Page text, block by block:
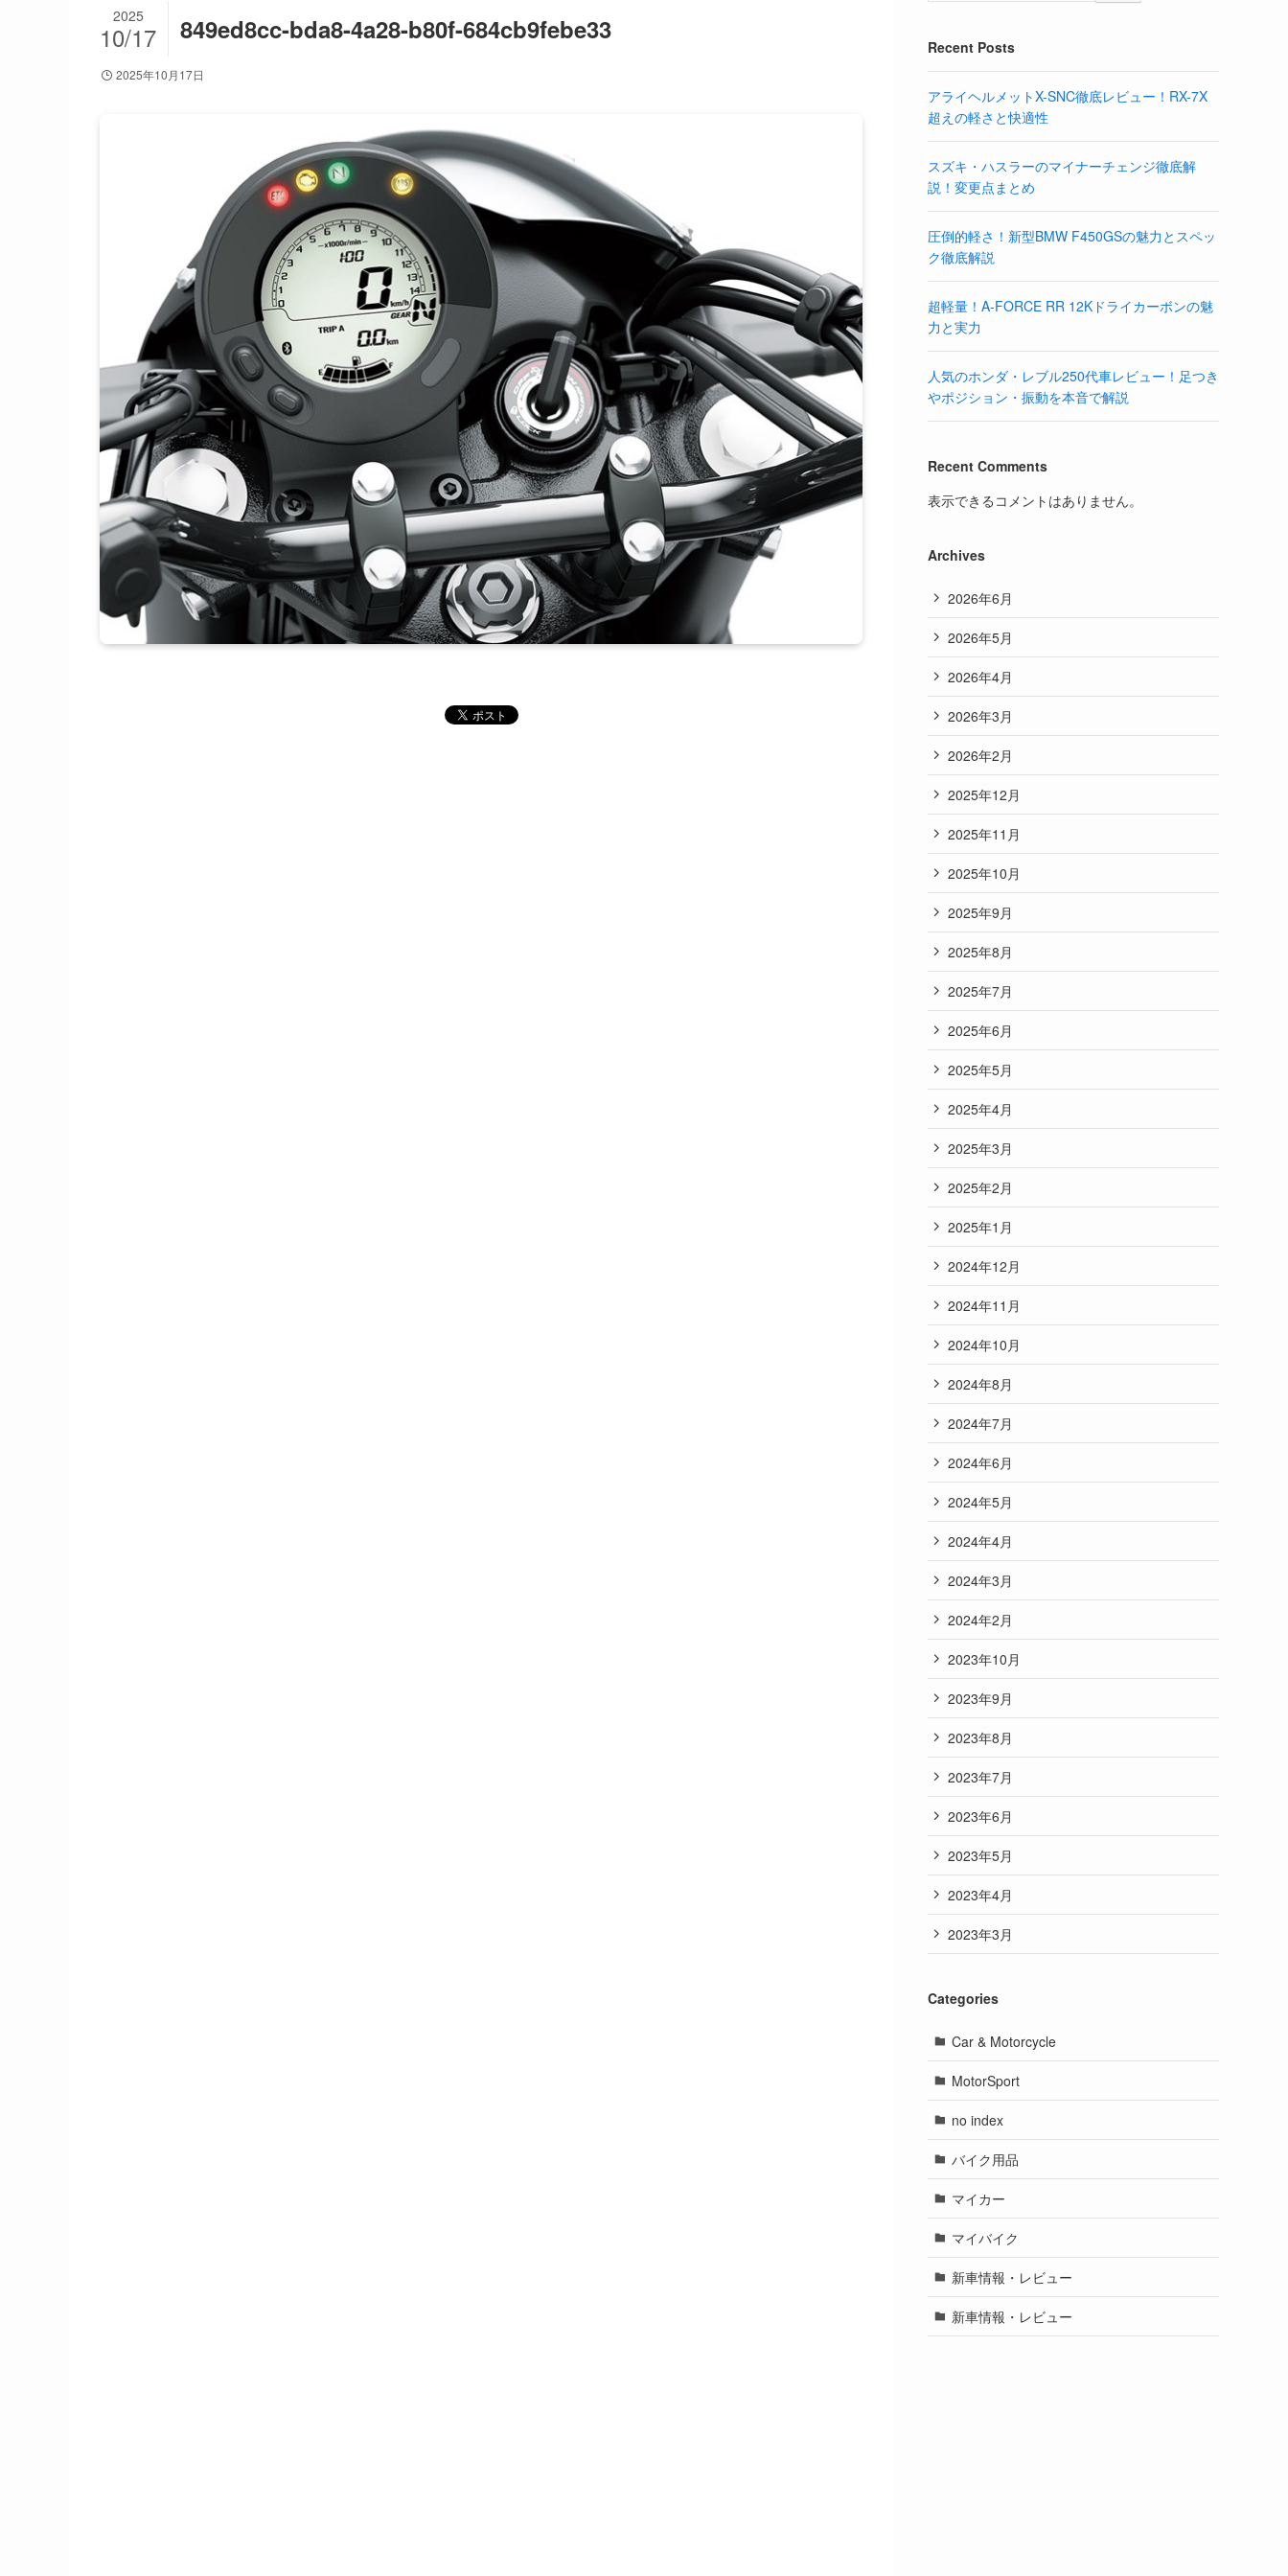
849ed8cc-bda8-4a28-b80f-684cb9febe33
2025
10/17
2025年10月17日
Recent Posts
アライヘルメットX-SNC徹底レビュー！RX-7X
超えの軽さと快適性
スズキ・ハスラーのマイナーチェンジ徹底解
説！変更点まとめ
圧倒的軽さ！新型BMW F450GSの魅力とスペッ
ク徹底解説
超軽量！A-FORCE RR 12Kドライカーボンの魅
力と実力
人気のホンダ・レブル250代車レビュー！足つき
やポジション・振動を本音で解説
Recent Comments
表示できるコメントはありません。
Archives
2026年6月
2026年5月
2026年4月
2026年3月
2026年2月
2025年12月
2025年11月
2025年10月
2025年9月
2025年8月
2025年7月
2025年6月
2025年5月
2025年4月
2025年3月
2025年2月
2025年1月
2024年12月
2024年11月
2024年10月
2024年8月
2024年7月
2024年6月
2024年5月
2024年4月
2024年3月
2024年2月
2023年10月
2023年9月
2023年8月
2023年7月
2023年6月
2023年5月
2023年4月
2023年3月
Categories
Car & Motorcycle
MotorSport
no index
バイク用品
マイカー
マイバイク
新車情報・レビュー
新車情報・レビュー